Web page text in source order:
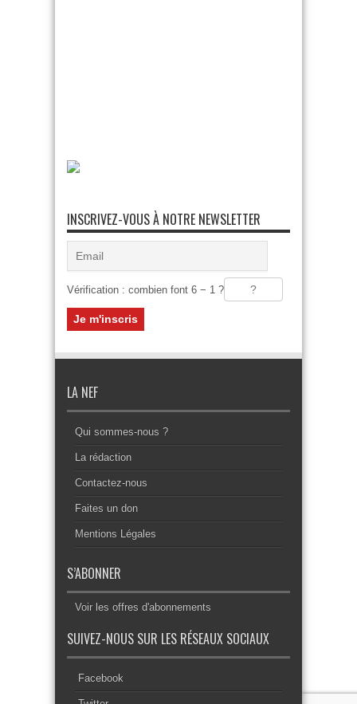
INSCRIVEZ-VOUS À NOTRE NEWSLETTER
Vérification : combien font 6 − 1 ?
LA NEF
Qui sommes-nous ?
La rédaction
Contactez-nous
Faites un don
Mentions Légales
S’ABONNER
Voir les offres d'abonnements
SUIVEZ-NOUS SUR LES RÉSEAUX SOCIAUX
Facebook